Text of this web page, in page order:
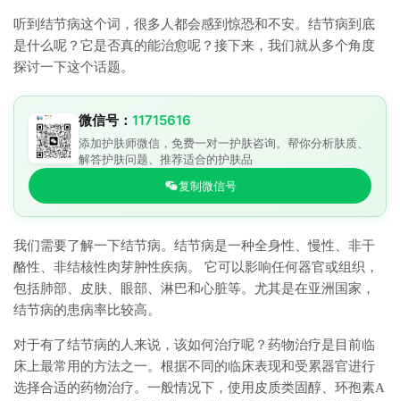
听到结节病这个词，很多人都会感到惊恐和不安。结节病到底
是什么呢？它是否真的能治愈呢？接下来，我们就从多个角度
探讨一下这个话题。
微信号： 11715616
添加护肤师微信，免费一对一护肤咨询。帮你分析肤质、
解答护肤问题、推荐适合的护肤品
复制微信号
我们需要了解一下结节病。结节病是一种全身性、慢性、非干
酪性、非结核性肉芽肿性疾病。 它可以影响任何器官或组织，
包括肺部、皮肤、眼部、淋巴和心脏等。尤其是在亚洲国家，
结节病的患病率比较高。
对于有了结节病的人来说，该如何治疗呢？药物治疗是目前临
床上最常用的方法之一。根据不同的临床表现和受累器官进行
选择合适的药物治疗。一般情况下，使用皮质类固醇、环孢素A